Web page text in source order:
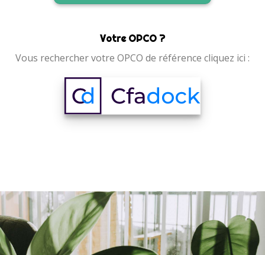
Votre OPCO ?
Vous rechercher votre OPCO de référence cliquez ici :